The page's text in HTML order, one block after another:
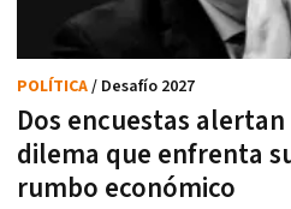
Dos encuestas
dilema que enfrenta
rumbo económico
POLÍTICA/ Desafío 2027